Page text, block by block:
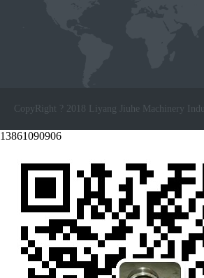
CopyRight ? 2018 Liyang Jiuhe Machinery
13861090906